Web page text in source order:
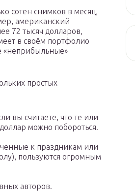
сотен снимков в месяц,
американский
72 тысяч долларов,
в своём портфолио
«неприбыльные»
простых
вы считаете, что те или
можно побороться.
к праздникам или
пользуются огромным
авторов.